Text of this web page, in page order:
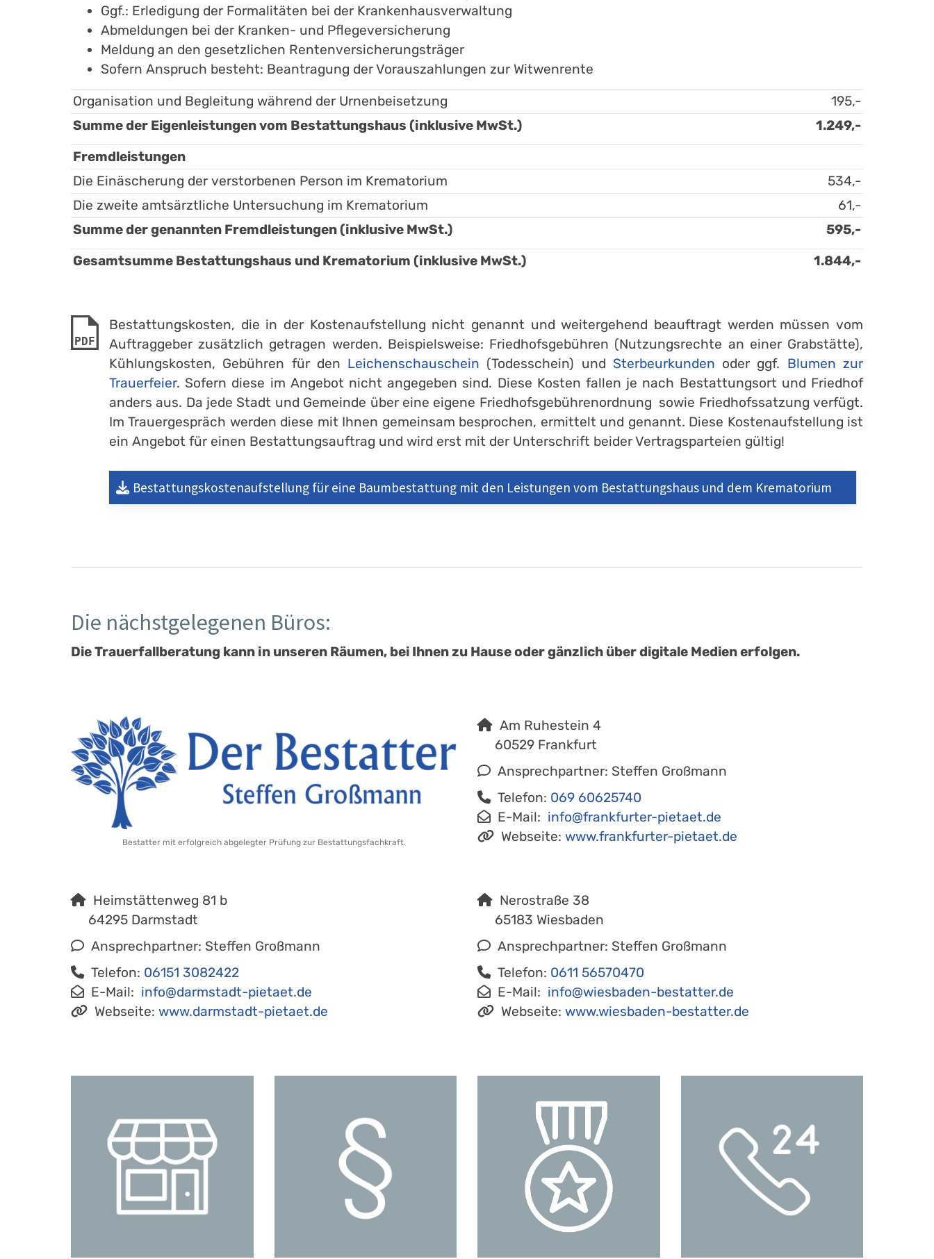
Ggf.: Erledigung der Formalitäten bei der Krankenhausverwaltung
Abmeldungen bei der Kranken- und Pflegeversicherung
Meldung an den gesetzlichen Rentenversicherungsträger
Sofern Anspruch besteht: Beantragung der Vorauszahlungen zur Witwenrente
Organisation und Begleitung während der Urnenbeisetzung
195,-
Summe der Eigenleistungen vom Bestattungshaus (inklusive MwSt.)
1.249,-
Fremdleistungen
Die Einäscherung der verstorbenen Person im Krematorium
534,-
Die zweite amtsärztliche Untersuchung im Krematorium
61,-
Summe der genannten Fremdleistungen (inklusive MwSt.)
595,-
Gesamtsumme Bestattungshaus und Krematorium (inklusive MwSt.)
1.844,-
PDF
Bestattungskosten, die in der Kostenaufstellung nicht genannt und weitergehend beauftragt werden müssen vom
Auftraggeber zusätzlich getragen werden. Beispielsweise: Friedhofsgebühren (Nutzungsrechte an einer Grabstätte),
Kühlungskosten, Gebühren für den Leichenschauschein (Todesschein) und Sterbeurkunden oder ggf. Blumen zur
Trauerfeier. Sofern diese im Angebot nicht angegeben sind. Diese Kosten fallen je nach Bestattungsort und Friedhof
anders aus. Da jede Stadt und Gemeinde über eine eigene Friedhofsgebührenordnung sowie Friedhofssatzung verfügt.
Im Trauergespräch werden diese mit Ihnen gemeinsam besprochen, ermittelt und genannt. Diese Kostenaufstellung ist
ein Angebot für einen Bestattungsauftrag und wird erst mit der Unterschrift beider Vertragsparteien gültig!
Bestattungskostenaufstellung für eine Baumbestattung mit den Leistungen vom Bestattungshaus und dem Krematorium
Die nächstgelegenen Büros:
Die Trauerfallberatung kann in unseren Räumen, bei Ihnen zu Hause oder gänzlich über digitale Medien erfolgen.
Bestatter mit erfolgreich abgelegter Prüfung zur Bestattungsfachkraft.
Am Ruhestein 4
60529 Frankfurt
Ansprechpartner: Steffen Großmann
Telefon: 069 60625740
E-Mail: info@frankfurter-pietaet.de
Webseite: www.frankfurter-pietaet.de
Heimstättenweg 81 b
64295 Darmstadt
Ansprechpartner: Steffen Großmann
Telefon: 06151 3082422
E-Mail: info@darmstadt-pietaet.de
Webseite: www.darmstadt-pietaet.de
Nerostraße 38
65183 Wiesbaden
Ansprechpartner: Steffen Großmann
Telefon: 0611 56570470
E-Mail: info@wiesbaden-bestatter.de
Webseite: www.wiesbaden-bestatter.de